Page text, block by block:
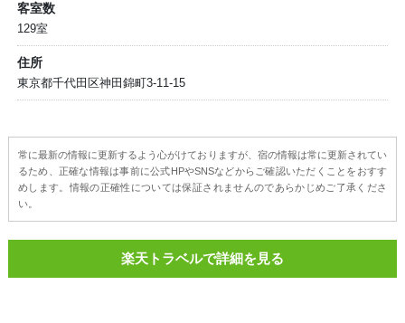
客室数
129室
住所
東京都千代田区神田錦町3-11-15
常に最新の情報に更新するよう心がけておりますが、宿の情報は常に更新されてい
るため、正確な情報は事前に公式HPやSNSなどからご確認いただくことをおすす
めします。情報の正確性については保証されませんのであらかじめご了承くださ
い。
楽天トラベルで詳細を見る